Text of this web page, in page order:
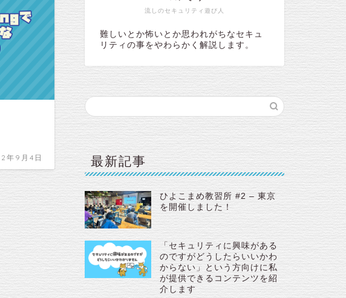
年9月4日
流しのセキュリティ遊び人
難しいとか怖いとか思われがちなセキュ
リティの事をやわらかく解説します。
最新記事
ひよこまめ教習所 #2 – 東京
を開催しました！
「セキュリティに興味がある
のですがどうしたらいいかわ
からない」という方向けに私
が提供できるコンテンツを紹
介します